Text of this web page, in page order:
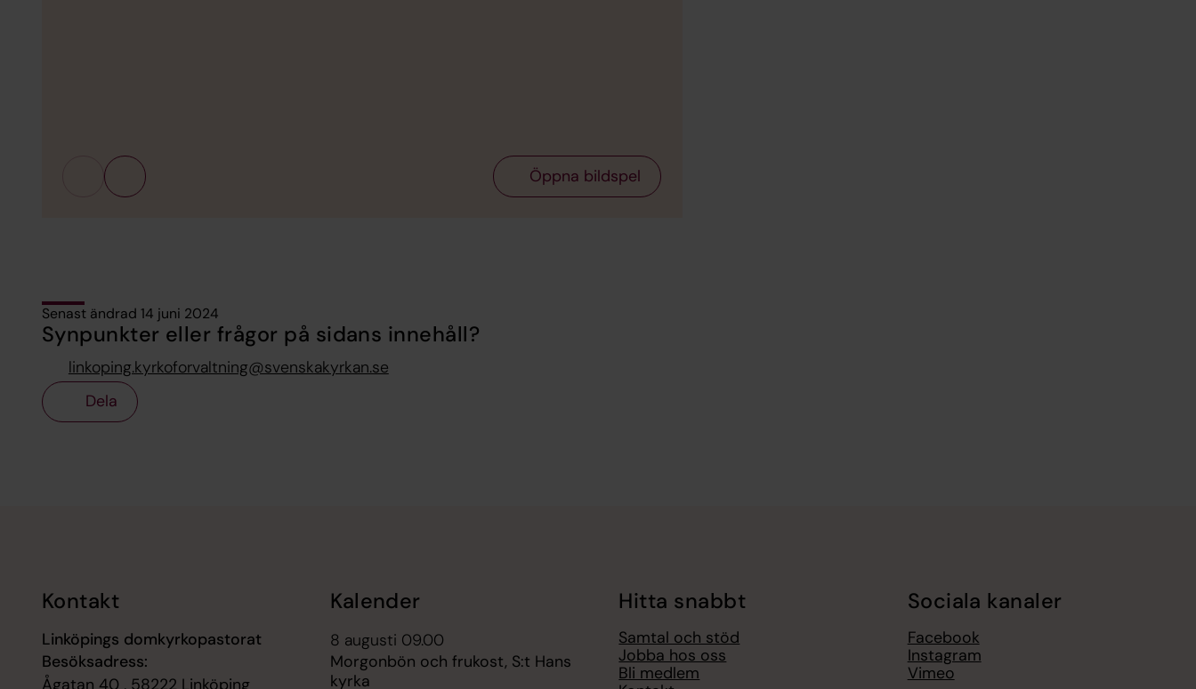
Öppna bildspel
Senast ändrad 14 juni 2024
Synpunkter eller frågor på sidans innehåll?
linkoping.kyrkoforvaltning@svenskakyrkan.se
Dela
Kontakt
Linköpings domkyrkopastorat
Besöksadress:
Ågatan 40 , 58222 Linköping
Kalender
8 augusti 09.00
Morgonbön och frukost, S:t Hans
kyrka
Hitta snabbt
Samtal och stöd
Jobba hos oss
Bli medlem
Sociala kanaler
Facebook
Instagram
Vimeo